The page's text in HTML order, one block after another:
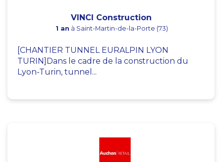
VINCI Construction
1 an à Saint-Martin-de-la-Porte (73)
[CHANTIER TUNNEL EURALPIN LYON
TURIN]Dans le cadre de la construction du
Lyon-Turin, tunnel...